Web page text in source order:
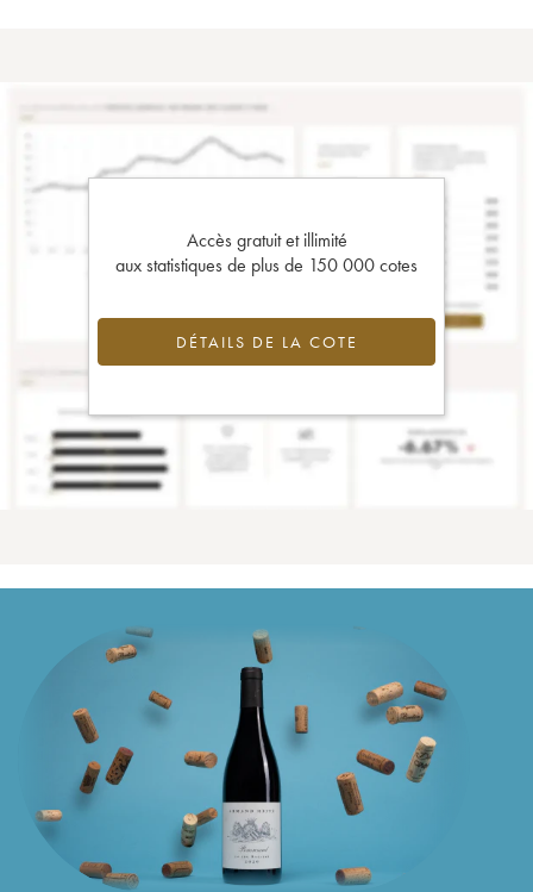
Accès gratuit et illimité
aux statistiques de plus de 150 000 cotes
DÉTAILS DE LA COTE